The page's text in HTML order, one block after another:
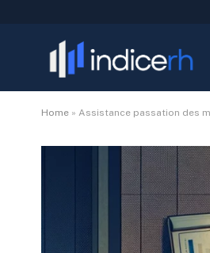
Home » Assistance passation des